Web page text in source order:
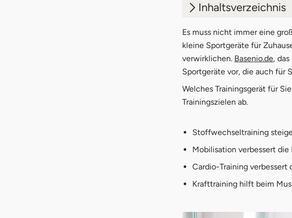
Inhaltsverzeichnis
1. 5 Sportgeräte für
1.1 1. Fitnessband
1.2 2. Schlingentrainer
3. Faszienrolle
1.5 5. Trainingsmatte
Es muss nicht immer eine
kleine Sportgeräte für
verwirklichen. Basenio.de,
Sportgeräte vor, die auch für
Welches Trainingsgerät für
Trainingszielen ab.
Stoffwechseltraining
Mobilisation verbessert
Cardio-Training verbessert
Krafttraining hilft beim